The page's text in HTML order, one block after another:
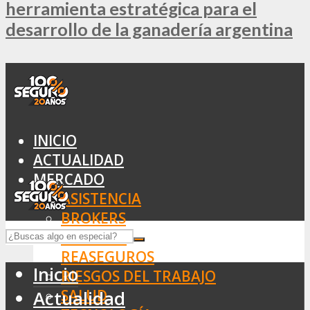
herramienta estratégica para el
desarrollo de la ganadería argentina
INICIO
ACTUALIDAD
MERCADO
ASISTENCIA
BROKERS
SEGUROS
REASEGUROS
RIESGOS DEL TRABAJO
SALUD
Inicio
Actualidad